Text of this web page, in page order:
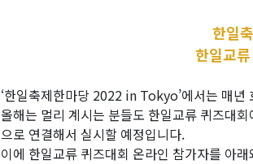
한일
한일교
‘한일축제한마당 2022 in Tokyo’에서는 매년
올해는 멀리 계시는 분들도 한일교류 퀴즈대
으로 연결해서 실시할 예정입니다.
이에 한일교류 퀴즈대회 온라인 참가자를 아